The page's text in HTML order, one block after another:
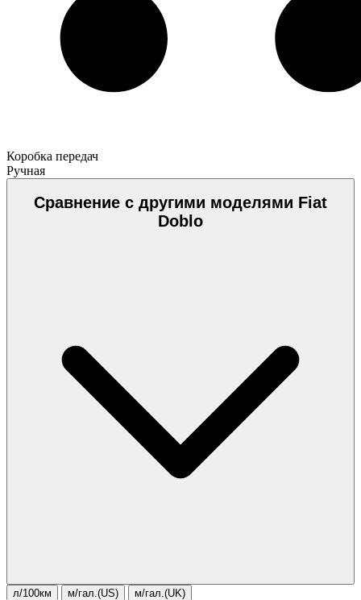
Коробка передач
Ручная
Сравнение с другими моделями Fiat
Doblo
л/100км м/гал.(US) м/гал.(UK)